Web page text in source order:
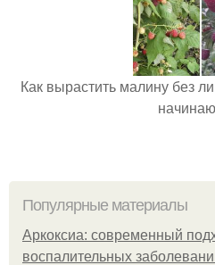
Как вырастить малину без
Популярные материалы
Аркоксиа: современный
воспалительных